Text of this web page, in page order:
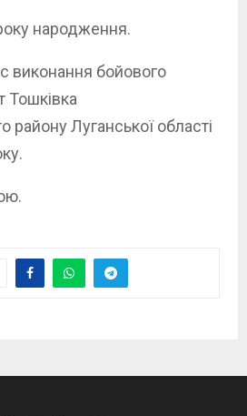
народження.
виконання бойового
Тошківка
району Луганської області